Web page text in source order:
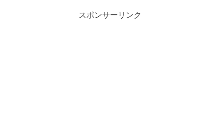
スポンサーリンク